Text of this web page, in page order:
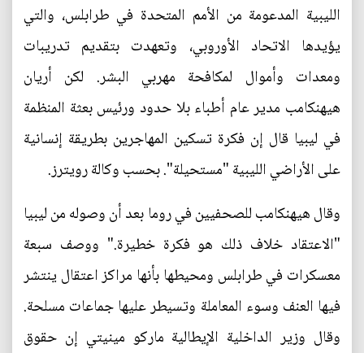
الليبية المدعومة من الأمم المتحدة في طرابلس، والتي
يؤيدها الاتحاد الأوروبي، وتعهدت بتقديم تدريبات
ومعدات وأموال لمكافحة مهربي البشر. لكن أريان
هيهنكامب مدير عام أطباء بلا حدود ورئيس بعثة المنظمة
في ليبيا قال إن فكرة تسكين المهاجرين بطريقة إنسانية
على الأراضي الليبية "مستحيلة". بحسب وكالة رويترز.
وقال هيهنكامب للصحفيين في روما بعد أن وصوله من ليبيا
"الاعتقاد خلاف ذلك هو فكرة خطيرة." ووصف سبعة
معسكرات في طرابلس ومحيطها بأنها مراكز اعتقال ينتشر
فيها العنف وسوء المعاملة وتسيطر عليها جماعات مسلحة.
وقال وزير الداخلية الإيطالية ماركو مينيتي إن حقوق